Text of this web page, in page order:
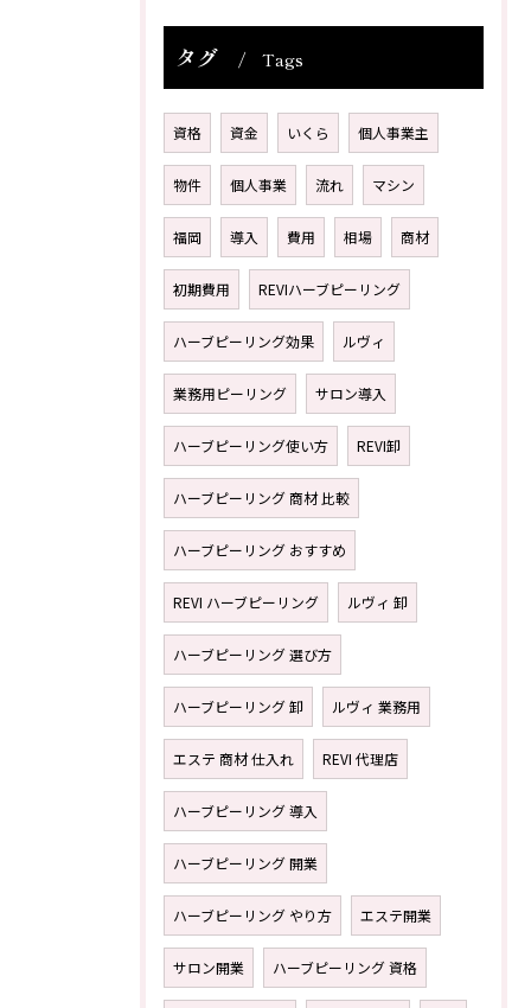
タグ Tags
資格 資金 いくら 個人事業主
物件 個人事業 流れ マシン
福岡 導入 費用 相場 商材
初期費用 REVIハーブピーリング
ハーブピーリング効果 ルヴィ
業務用ピーリング サロン導入
ハーブピーリング使い方 REVI卸
ハーブピーリング 商材 比較
ハーブピーリング おすすめ
REVI ハーブピーリング ルヴィ 卸
ハーブピーリング 選び方
ハーブピーリング 卸 ルヴィ 業務用
エステ 商材 仕入れ REVI 代理店
ハーブピーリング 導入
ハーブピーリング 開業
ハーブピーリング やり方 エステ開業
サロン開業 ハーブピーリング 資格